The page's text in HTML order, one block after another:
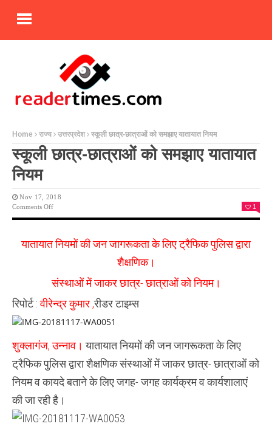
Home राज्य उत्तरप्रदेश स्कूली छात्र-छात्राओं को समझाए यातायात नियम
स्कूली छात्र-छात्राओं को समझाए यातायात
नियम
Nov 17, 2018
Comments OffOn
को
1
यातायात नियमों की जन जागरूकता के लिए ट्रैफिक पुलिस द्वारा
शैक्षणिक।
संस्थाओं में जाकर छात्र- छात्राओं को नियम।
रिपोर्ट :वीरेन्द्र कुमार ,रीडर टाइम्स
शुक्लागंज, उन्नाव। यातायात नियमों की जन जागरूकता के लिए
ट्रैफिक पुलिस द्वारा शैक्षणिक संस्थाओं में जाकर छात्र- छात्राओं को
नियम व कायदे बताने के लिए जगह- जगह कार्यक्रम व कार्यशालाएं
की जा रही है।